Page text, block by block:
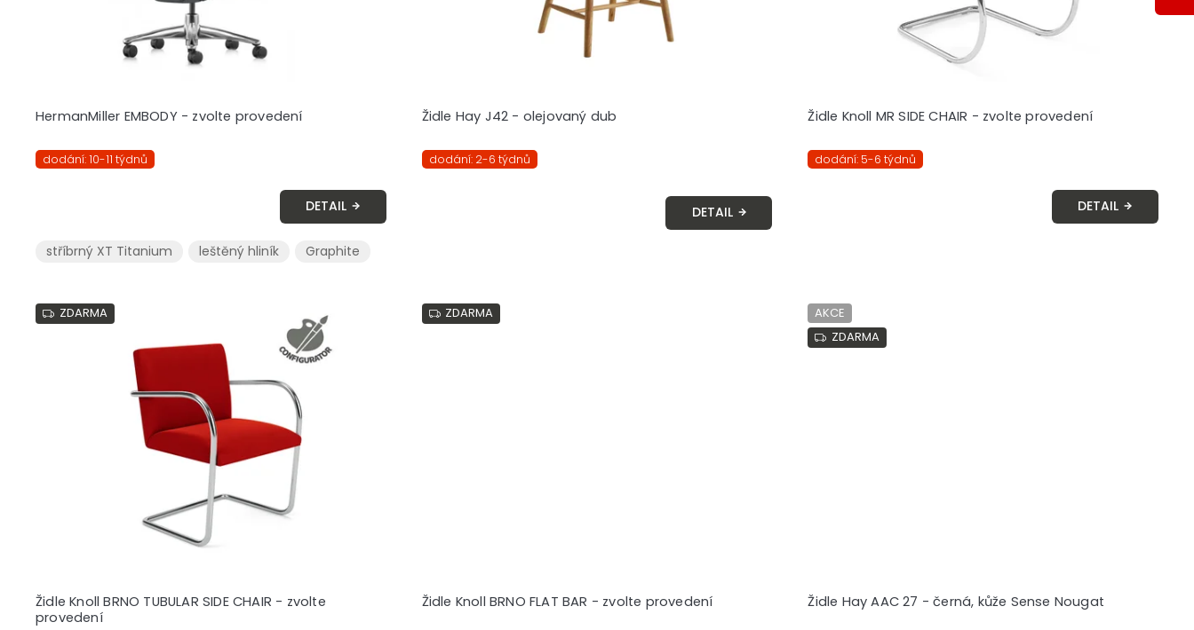
HermanMiller EMBODY - zvolte provedení
dodání: 10-11 týdnů
DETAIL
stříbrný XT Titanium leštěný hliník Graphite
Židle Hay J42 - olejovaný dub
dodání: 2-6 týdnů
DETAIL
Židle Knoll MR SIDE CHAIR - zvolte provedení
dodání: 5-6 týdnů
DETAIL
ZDARMA
Židle Knoll BRNO TUBULAR SIDE CHAIR - zvolte
provedení
ZDARMA
Židle Knoll BRNO FLAT BAR - zvolte provedení
AKCE
ZDARMA
Židle Hay AAC 27 - černá, kůže Sense Nougat